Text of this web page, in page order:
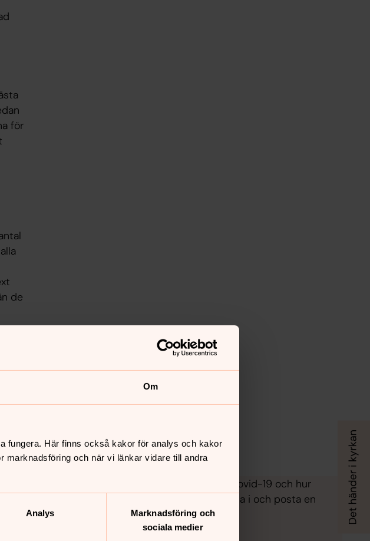
Om
fungera. Här finns också kakor för analys och kakor
och när vi länkar vidare till andra
Analys
Marknadsföring och
sociala medier
för
de
att få ett bevis på att du är vaccinerad mot covid-19 och hur
genom att ladda ner beviset eller skriva ut, fylla i och posta en